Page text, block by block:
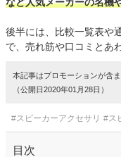
後半には、比較一覧表や
で、売れ筋や口コミとあ
本記事はプロモーションが含
（公開日2020年01月28日）
#スピーカーアクセサリ #ス
目次